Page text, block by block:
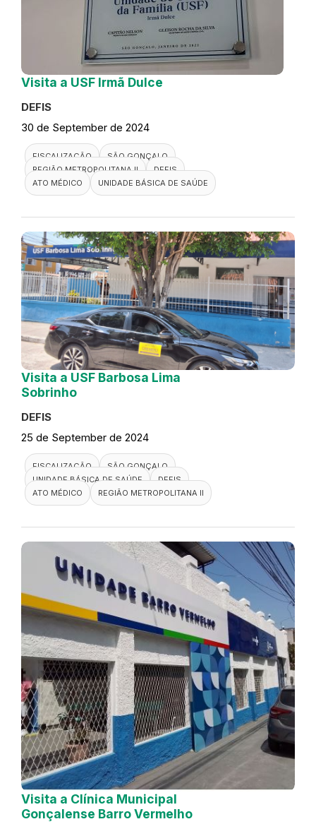
Visita a USF Irmã Dulce
DEFIS
30 de September de 2024
FISCALIZAÇÃO
SÃO GONÇALO
REGIÃO METROPOLITANA II
DEFIS
ATO MÉDICO
UNIDADE BÁSICA DE SAÚDE
Visita a USF Barbosa Lima
Sobrinho
DEFIS
25 de September de 2024
FISCALIZAÇÃO
SÃO GONÇALO
UNIDADE BÁSICA DE SAÚDE
DEFIS
ATO MÉDICO
REGIÃO METROPOLITANA II
Visita a Clínica Municipal
Gonçalense Barro Vermelho